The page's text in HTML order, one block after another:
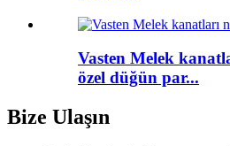
Vasten Melek
özel düğün par...
Bize Ulaşın